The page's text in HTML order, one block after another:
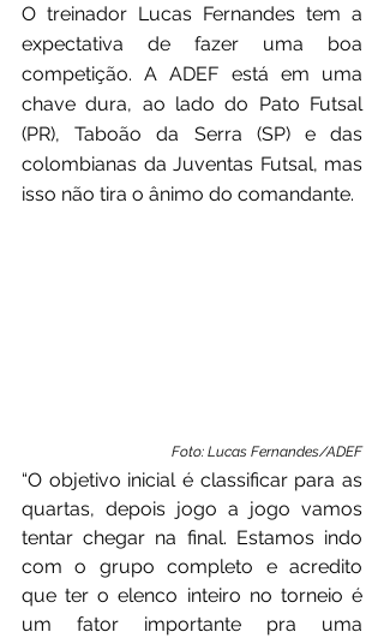
O treinador Lucas Fernandes tem a
expectativa de fazer uma boa
competição. A ADEF está em uma
chave dura, ao lado do Pato Futsal
(PR), Taboão da Serra (SP) e das
colombianas da Juventas Futsal, mas
isso não tira o ânimo do comandante.
Foto: Lucas Fernandes/ADEF
“O objetivo inicial é classificar para as
quartas, depois jogo a jogo vamos
tentar chegar na final. Estamos indo
com o grupo completo e acredito
que ter o elenco inteiro no torneio é
um fator importante pra uma